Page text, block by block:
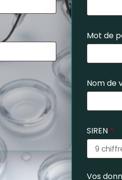
Mot de
Nom de
SIREN *
Vos